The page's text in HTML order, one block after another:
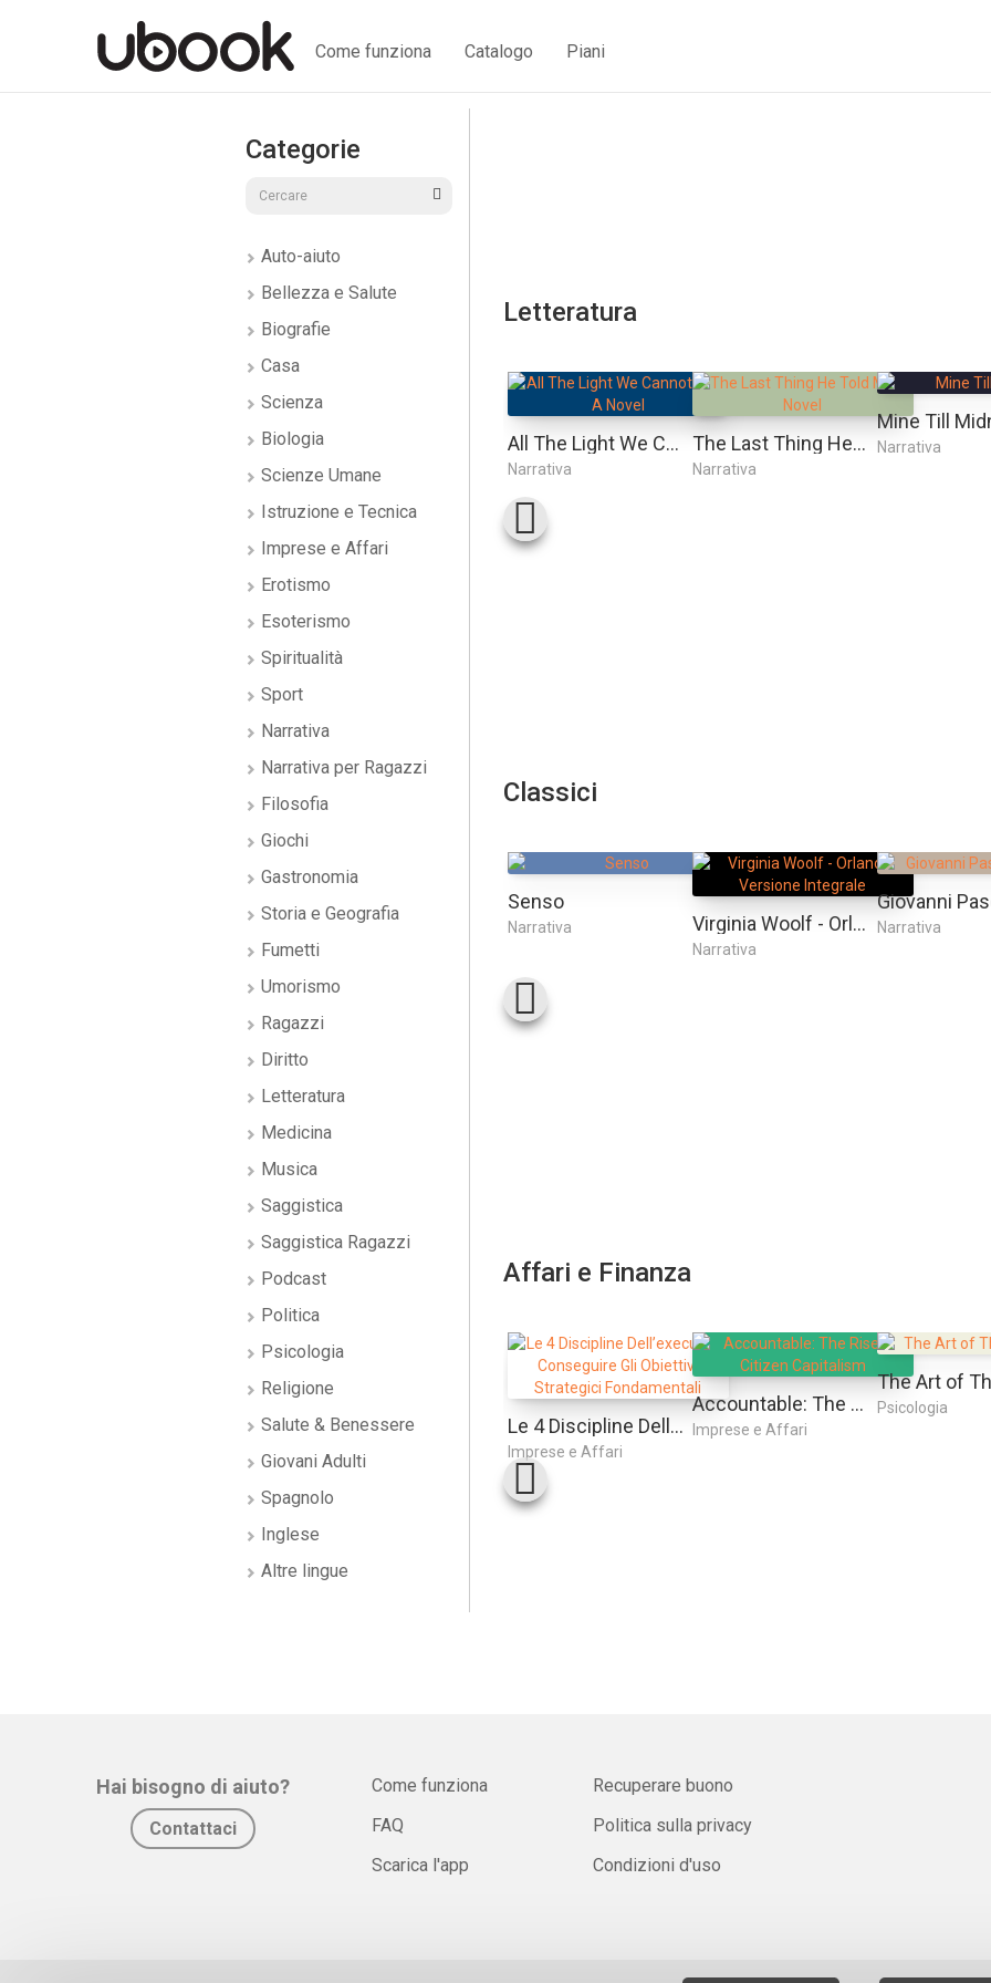
Come funziona Catalogo Piani
Categorie
Auto-aiuto
Bellezza e Salute
Biografie
Casa
Scienza
Biologia
Scienze Umane
Istruzione e Tecnica
Imprese e Affari
Erotismo
Esoterismo
Spiritualità
Sport
Narrativa
Narrativa per Ragazzi
Filosofia
Giochi
Gastronomia
Storia e Geografia
Fumetti
Umorismo
Ragazzi
Diritto
Letteratura
Medicina
Musica
Saggistica
Saggistica Ragazzi
Podcast
Politica
Psicologia
Religione
Salute & Benessere
Giovani Adulti
Spagnolo
Inglese
Altre lingue
Letteratura
All The Light We Cannot See: A Novel
Narrativa
The Last Thing He Told Me: A Novel
Narrativa
Mine Till
Narrativa
Classici
Senso
Narrativa Virginia Woolf - Orlando: Versione Integrale
Narrativa
Narrativa
Affari e Finanza
Le 4 Discipline Dell’execution. Conseguire Gli Obiettivi Strategici Fondamentali
Imprese e Affari
Accountable: The Rise Of Citizen Capitalism
Imprese e Affari
Psicologia
Hai bisogno di aiuto?
Contattaci
Come funziona
FAQ
Scarica l'app
Recuperare buono
Politica sulla privacy
Condizioni d'uso